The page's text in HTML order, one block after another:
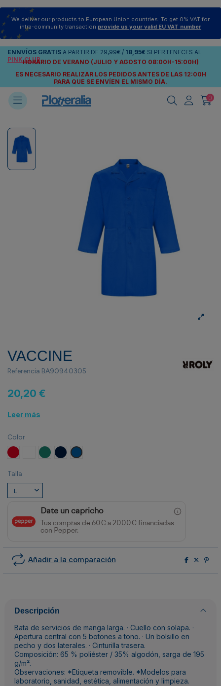
We deliver our products to European Union countries. To get 0% VAT for
intra-community transaction provide us your valid EU VAT number
ENNVÍOS GRATIS A PARTIR DE 29,99€ / 18,95€ SI PERTENECES AL
PINK CLUB
HORARIO DE VERANO (JULIO Y AGOSTO 08:00H-15:00H)
ES NECESARIO REALIZAR LOS PEDIDOS ANTES DE LAS 12:00H
PARA QUE SE ENVÍEN EL MISMO DÍA.
0
VACCINE
Referencia BA90940305
20,20 €
Leer más
Color
Rojo Blanco VERDE LABMARINOROYAL
Talla
Date un capricho
Tus compras de 60€ a 2000€ financiadas
con Pepper.
Añadir a la comparación
Descripción
Bata de servicios de manga larga. · Cuello con solapa. ·
Apertura central con 5 botones a tono. · Un bolsillo en
pecho y dos laterales. · Cinturilla trasera.
Composición: 65 % poliéster / 35% algodón, sarga de 195
g/m².
Observaciones: *Etiqueta removible. *Modelos para
laboratorio, sanidad, estética, alimentación y limpieza.